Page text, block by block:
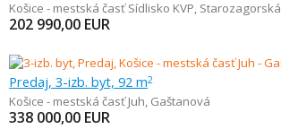
Košice - mestská časť Sídlisko KVP, Starozagorská
202 990,00 EUR
Predaj, 3-izb. byt, 92 m2
Košice - mestská časť Juh, Gaštanová
338 000,00 EUR